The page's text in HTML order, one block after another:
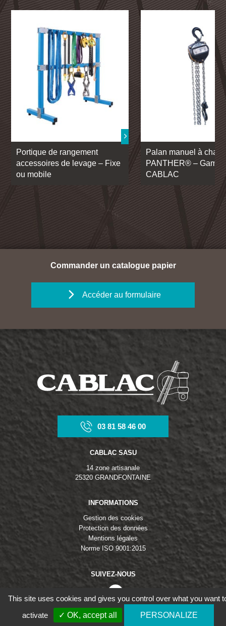
Portique de rangement
accessoires de levage – Fixe
ou mobile
Palan manuel à
PANTHER® –
CABLAC
Commander un catalogue papier
Accéder au formulaire
03 81 58 46 00
CABLAC SASU
14 zone artisanale
25320 GRANDFONTAINE
INFORMATIONS
Gestion des cookies
Protection des données
Mentions légales
Norme ISO 9001:2015
SUIVEZ-NOUS
This site uses cookies and gives you control over what you want
activate
✓ OK, accept all PERSONALIZE